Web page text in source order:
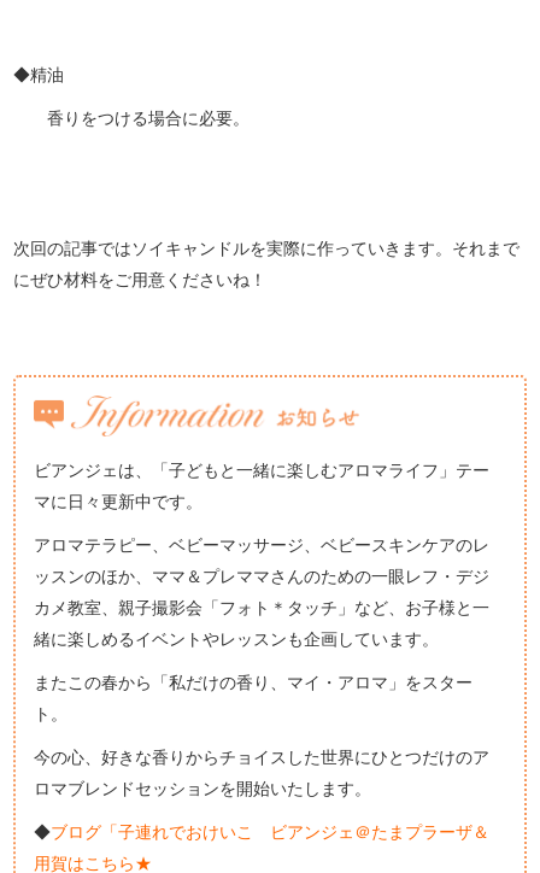
◆精油
香りをつける場合に必要。
次回の記事ではソイキャンドルを実際に作っていきます。それまで
にぜひ材料をご用意くださいね！
ビアンジェは、「子どもと一緒に楽しむアロマライフ」テー
マに日々更新中です。
アロマテラピー、ベビーマッサージ、ベビースキンケアのレ
ッスンのほか、ママ＆プレママさんのための一眼レフ・デジ
カメ教室、親子撮影会「フォト＊タッチ」など、お子様と一
緒に楽しめるイベントやレッスンも企画しています。
またこの春から「私だけの香り、マイ・アロマ」をスター
ト。
今の心、好きな香りからチョイスした世界にひとつだけのア
ロマブレンドセッションを開始いたします。
◆ブログ「子連れでおけいこ ビアンジェ＠たまプラーザ＆
用賀はこちら★